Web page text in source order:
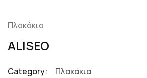
Πλακάκια
ALISEO
Category: Πλακάκια